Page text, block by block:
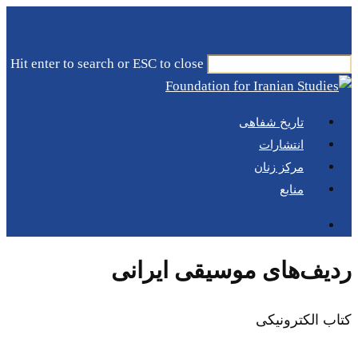
main
content
Hit enter to search or ESC to close
Close
جستجو
Menu
تاریخ شفاهی
انتشارات
مرکز زنان
منابع
ردیف‌های موسیقی ایرانی
کتاب الکترونیکی